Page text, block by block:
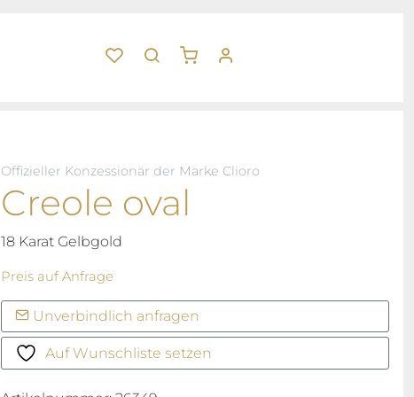
Offizieller Konzessionär der Marke Clioro
Creole oval
18 Karat Gelbgold
Preis auf Anfrage
Unverbindlich anfragen
Auf Wunschliste setzen